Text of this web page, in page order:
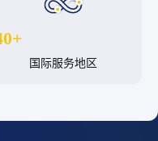
国际服务地区